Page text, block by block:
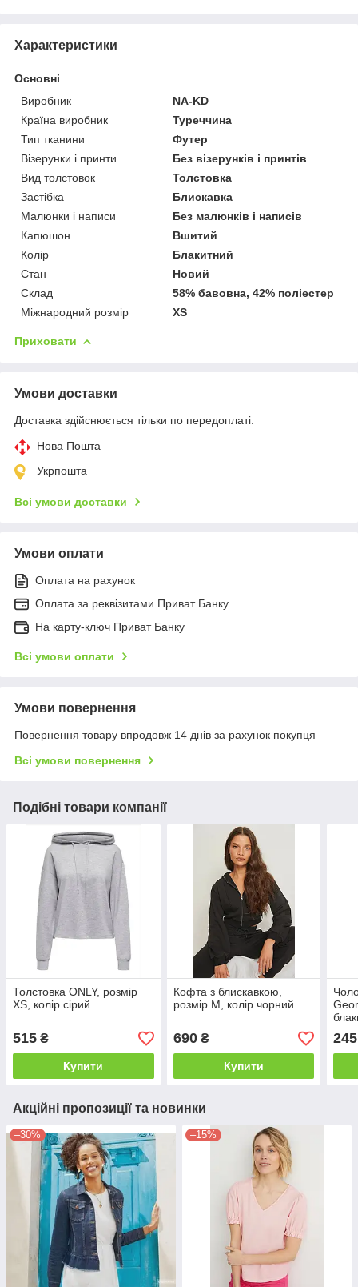
Характеристики
Основні
Виробник
NA-KD
Країна виробник
Туреччина
Тип тканини
Футер
Візерунки і принти
Без візерунків і принтів
Вид толстовок
Толстовка
Застібка
Блискавка
Малюнки і написи
Без малюнків і написів
Капюшон
Вшитий
Колір
Блакитний
Стан
Новий
Склад
58% бавовна, 42% поліестер
Міжнародний розмір
XS
Приховати
Умови доставки
Доставка здійснюється тільки по передоплаті.
Нова Пошта
Укрпошта
Всі умови доставки
Умови оплати
Оплата на рахунок
Оплата за реквізитами Приват Банку
На карту-ключ Приват Банку
Всі умови оплати
Умови повернення
Повернення товару впродовж 14 днів за рахунок покупця
Всі умови повернення
Подібні товари компанії
Толстовка ONLY, розмір
XS, колір сірий
515 ₴
Купити
Кофта з блискавкою,
розмір M, колір чорний
690₴
Купити
245
Акційні пропозиції та новинки
–30% –15%